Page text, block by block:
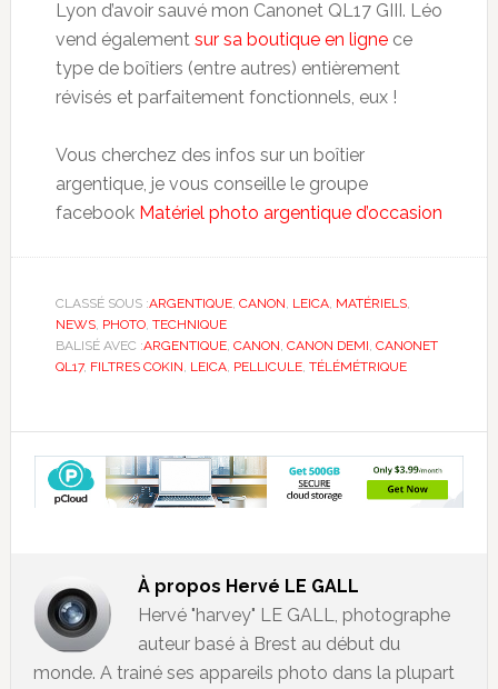
Lyon d’avoir sauvé mon Canonet QL17 GIII. Léo
vend également sur sa boutique en lignece
type de boîtiers (entre autres) entièrement
révisés et parfaitement fonctionnels, eux !
Vous cherchez des infos sur un boîtier
argentique, je vous conseille le groupe
facebook Matériel photo argentique d’occasion
CLASSÉ SOUS :ARGENTIQUE, CANON, LEICA, MATÉRIELS,
NEWS, PHOTO, TECHNIQUE
BALISÉ AVEC :ARGENTIQUE, CANON, CANON DEMI, CANONET
QL17, FILTRES COKIN, LEICA, PELLICULE, TÉLÉMÉTRIQUE
À propos Hervé LE GALL
Hervé "harvey" LE GALL, photographe
auteur basé à Brest au début du
monde. A trainé ses appareils photo dans la plupart